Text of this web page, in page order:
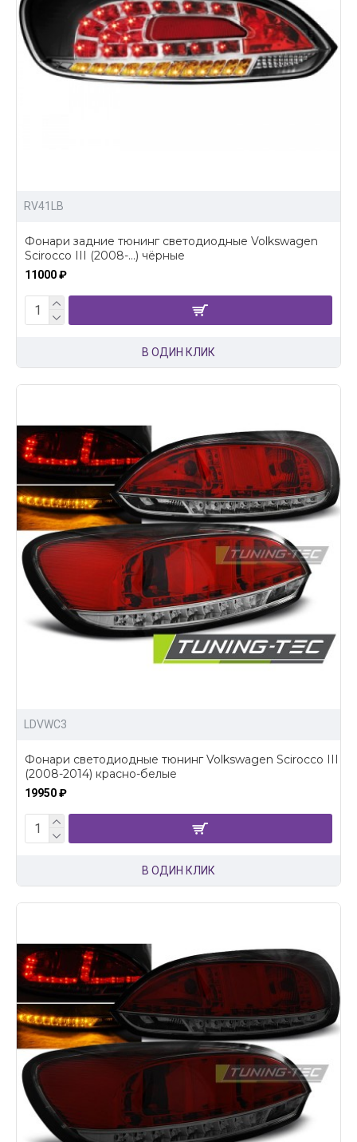
RV41LB
Фонари задние тюнинг светодиодные Volkswagen
Scirocco III (2008-...) чёрные
11000 ₽
В ОДИН КЛИК
LDVWC3
Фонари светодиодные тюнинг Volkswagen Scirocco III
(2008-2014) красно-белые
19950 ₽
В ОДИН КЛИК